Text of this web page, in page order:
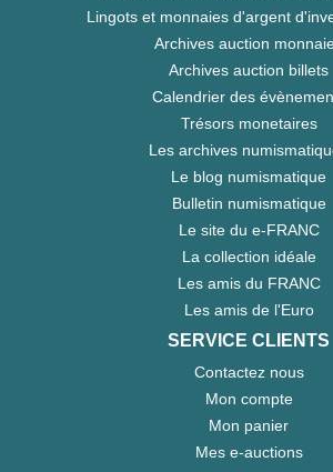
Lingots et monnaies d'argent
Archives auction
Archives auction billets
Calendrier des
Trésors monetaires
Les archives
Le blog numismatique
Bulletin numismatique
Le site du e-FRANC
La collection idéale
Les amis du FRANC
Les amis de l'Euro
SERVICE CLIENTS
Contactez nous
Mon compte
Mon panier
Mes e-auctions